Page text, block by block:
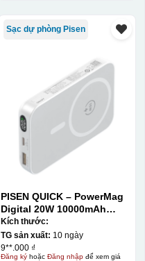
Sạc dự phòng Pisen
PISEN QUICK – PowerMag
Digital 20W 10000mAh
Power bank. White: 200pcs;
Blue: 200pcs
Kích thước:
TG sản xuất: 10 ngày
9**.000 ₫
Đăng kýhoặc Đăng nhậpđể xem giá